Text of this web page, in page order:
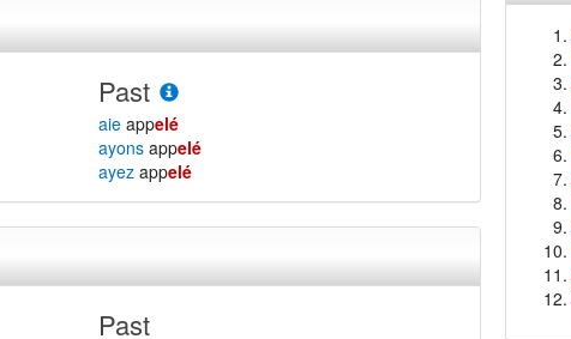
Past
aie appelé
ayons appelé
ayez appelé
Past